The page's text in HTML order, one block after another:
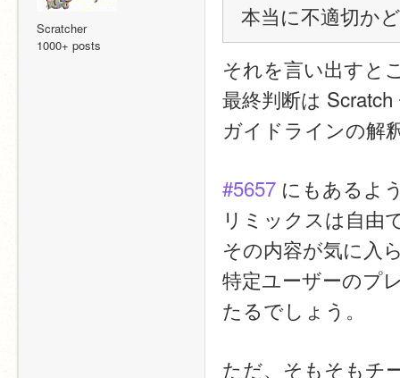
Scratcher
1000+ posts
本当に不適切か
それを言い出すと
最終判断は
ガイドラインの解
#5657 にもあるよ
リミックスは自由
その内容が気に入
特定ユーザーのプ
たるでしょう。
ただ、そもそもチ